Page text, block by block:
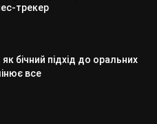
трекер
як бічний підхід до оральних
все